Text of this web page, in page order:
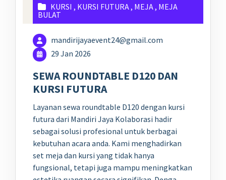
KURSI , KURSI FUTURA, MEJA, MEJA
BULAT
mandirijayaevent24@gmail.com
29 Jan 2026
SEWA ROUNDTABLE D120 DAN
KURSI FUTURA
Layanan sewa roundtable D120 dengan kursi
futura dari Mandiri Jaya Kolaborasi hadir
sebagai solusi profesional untuk berbagai
kebutuhan acara anda. Kami menghadirkan
set meja dan kursi yang tidak hanya
fungsional, tetapi juga mampu meningkatkan